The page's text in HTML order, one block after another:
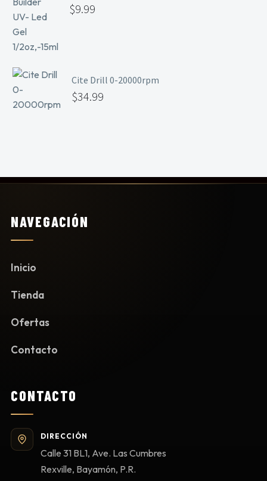
$9.99
Cite Drill 0-20000rpm
$34.99
NAVEGACIÓN
Inicio
Tienda
Ofertas
Contacto
CONTACTO
DIRECCIÓN
Calle 31 BL1, Ave. Las Cumbres
Rexville, Bayamón, P.R.